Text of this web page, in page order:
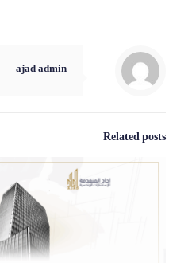
ajad admin
Related posts